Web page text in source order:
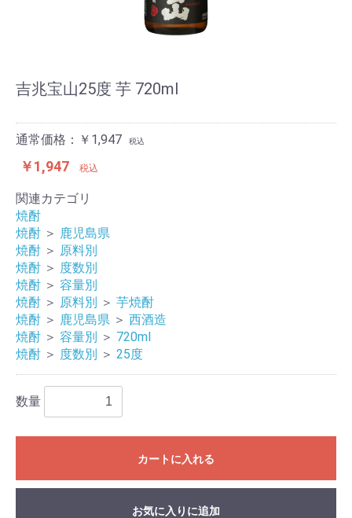
吉兆宝山25度 芋 720ml
通常価格：￥1,947 税込
￥1,947 税込
関連カテゴリ
焼酎
焼酎 ＞ 鹿児島県
焼酎 ＞ 原料別
焼酎 ＞ 度数別
焼酎 ＞ 容量別
焼酎 ＞ 原料別 ＞ 芋焼酎
焼酎 ＞ 鹿児島県 ＞ 西酒造
焼酎 ＞ 容量別 ＞ 720ml
焼酎 ＞ 度数別 ＞ 25度
数量
カートに入れる
お気に入りに追加